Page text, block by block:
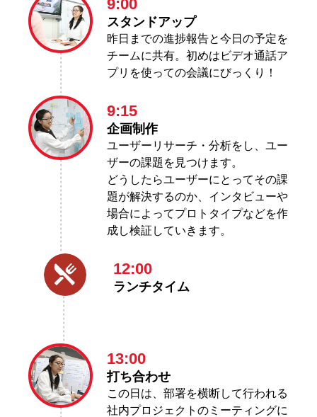
9:00
スタンドアップ
昨日までの進捗報告と今日の予定を
チームに共有。初めはビデオ通話ア
プリを使っての会議にびっくり！
9:15
企画制作
ユーザーリサーチ・分析をし、ユー
ザーの課題を見つけます。
どうしたらユーザーにとってその課
題が解決するのか、インタビューや
場合によってプロトタイプなどを作
成し検証していきます。
12:00
ランチタイム
13:00
打ち合わせ
この日は、部署を横断して行われる
社内プロジェクトのミーティングに